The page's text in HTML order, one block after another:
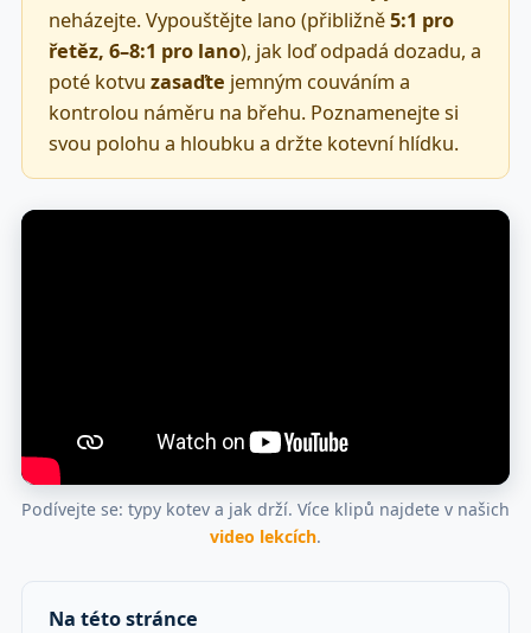
neházejte. Vypouštějte lano (přibližně5:1 pro
řetěz, 6–8:1 pro lano), jak loď odpadá dozadu, a
poté kotvu zasaďte jemným couváním a
kontrolou náměru na břehu. Poznamenejte si
svou polohu a hloubku a držte kotevní hlídku.
Podívejte se: typy kotev a jak drží. Více klipů najdete v našich
video lekcích.
Na této stránce